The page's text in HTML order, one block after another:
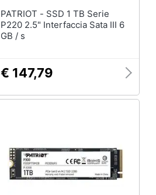
PATRIOT - SSD 1 TB Serie
P220 2.5" Interfaccia Sata III 6
GB / s
€ 147,79